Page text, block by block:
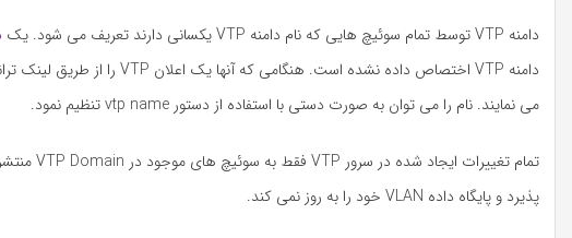
دامنه VTP توسط تمام سوئیچ هایی که نام دامنه VTP یکسانی دارند تعریف می شود. یک
می نمایند. نام را می توان به صورت دستی با استفاده از دستور vtp name تنظیم نمود.
پذیرد و پایگاه داده VLAN خود را به روز نمی کند.